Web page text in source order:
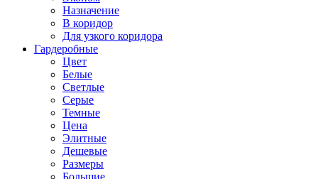
Назначение
В коридор
Для узкого коридора
Гардеробные
Цвет
Белые
Светлые
Серые
Темные
Цена
Элитные
Дешевые
Размеры
Большие